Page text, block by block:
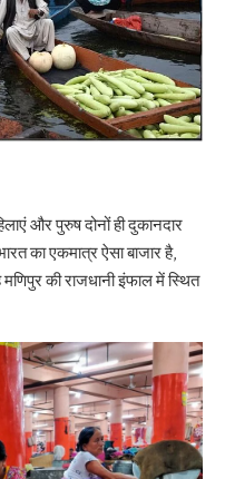
और पुरुष दोनों ही दुकानदार
का एकमात्र ऐसा बाजार है,
मणिपुर की राजधानी इंफाल में स्थित